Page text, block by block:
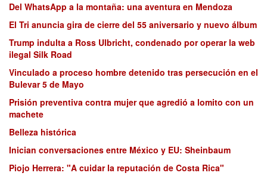
Del WhatsApp a la montaña: una aventura en Mendoza
El Tri anuncia gira de cierre del 55 aniversario y nuevo álbum
Trump indulta a Ross Ulbricht, condenado por operar la web
ilegal Silk Road
Vinculado a proceso hombre detenido tras persecución en el
Bulevar 5 de Mayo
Prisión preventiva contra mujer que agredió a lomito con un
machete
Belleza histórica
Inician conversaciones entre México y EU: Sheinbaum
Piojo Herrera: "A cuidar la reputación de Costa Rica"